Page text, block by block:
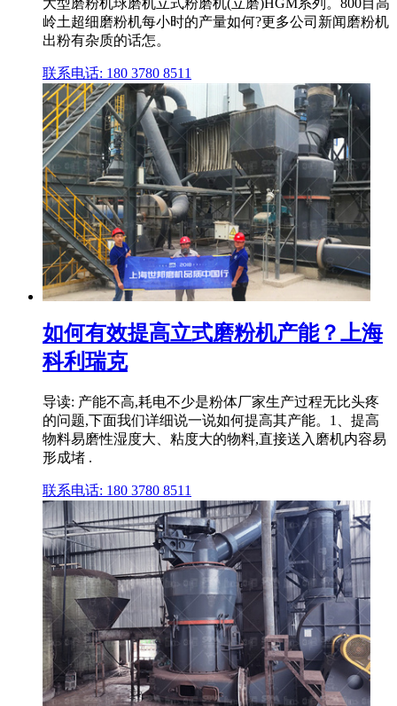
大型磨粉机球磨机立式粉磨机(立磨)HGM系列。800目高
岭土超细磨粉机每小时的产量如何?更多公司新闻磨粉机
出粉有杂质的话怎。
联系电话: 180 3780 8511
如何有效提高立式磨粉机产能？上海
科利瑞克
导读: 产能不高,耗电不少是粉体厂家生产过程无比头疼
的问题,下面我们详细说一说如何提高其产能。1、提高
物料易磨性湿度大、粘度大的物料,直接送入磨机内容易
形成堵 .
联系电话: 180 3780 8511